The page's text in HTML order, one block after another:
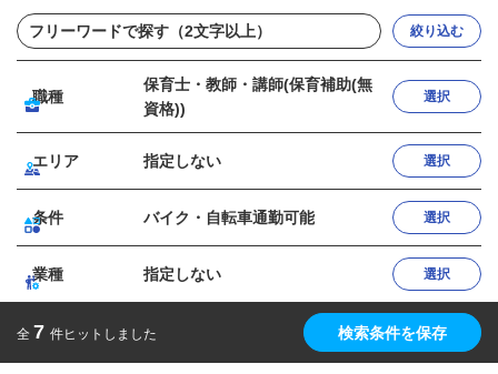
絞り込む
職種
保育士・教師・講師(保育補助(無
資格))
選択
エリア 指定しない 選択
条件 バイク・自転車通勤可能 選択
業種 指定しない 選択
全 7 件ヒットしました 検索条件を保存